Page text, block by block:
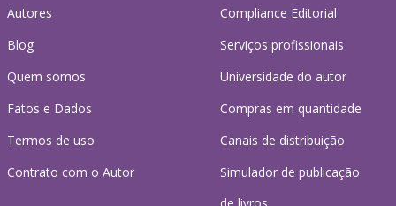
Autores
Blog
Quem somos
Fatos e Dados
Termos de uso
Contrato com o Autor
Compliance Editorial
Serviços profissionais
Universidade do autor
Compras em quantidade
Canais de distribuição
Simulador de publicação